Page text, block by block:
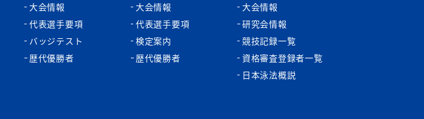
大会情報
代表選手要項
バッジテスト
歴代優勝者
大会情報
代表選手要項
検定案内
歴代優勝者
大会情報
研究会情報
競技記録一覧
資格審査登録者一覧
日本泳法概説